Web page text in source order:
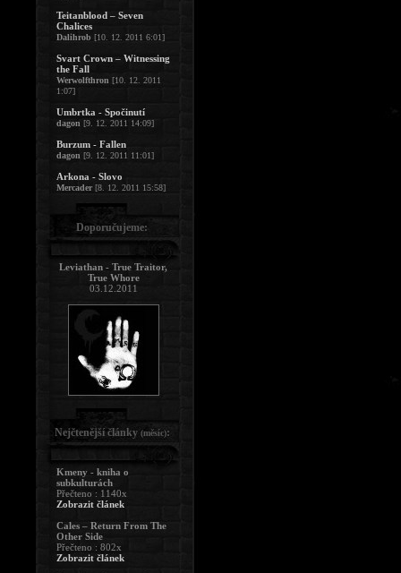
Teitanblood – Seven
Chalices
Dalihrob [10. 12. 2011 6:01]
Svart Crown – Witnessing
the Fall
Werwolfthron [10. 12. 2011
1:07]
Umbrtka - Spočinutí
dagon [9. 12. 2011 14:09]
Burzum - Fallen
dagon [9. 12. 2011 11:01]
Arkona - Slovo
Mercader[8. 12. 2011 15:58]
Doporučujeme:
Leviathan - True Traitor,
True Whore
03.12.2011
Nejčtenější články (měsíc):
Kmeny - kniha o
subkulturách
Přečteno : 1140x
Zobrazit článek
Cales – Return From The
Other Side
Přečteno : 802x
Zobrazit článek